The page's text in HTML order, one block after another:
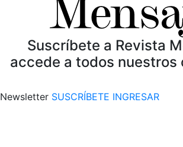
Suscríbete a Revista
accede a todos nuestros
Newsletter SUSCRÍBETE INGRESAR